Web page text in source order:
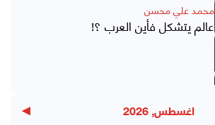
محمد علي محسن
عالم يتشكل فأين العرب ؟!
اغسطس, 2026 ▶